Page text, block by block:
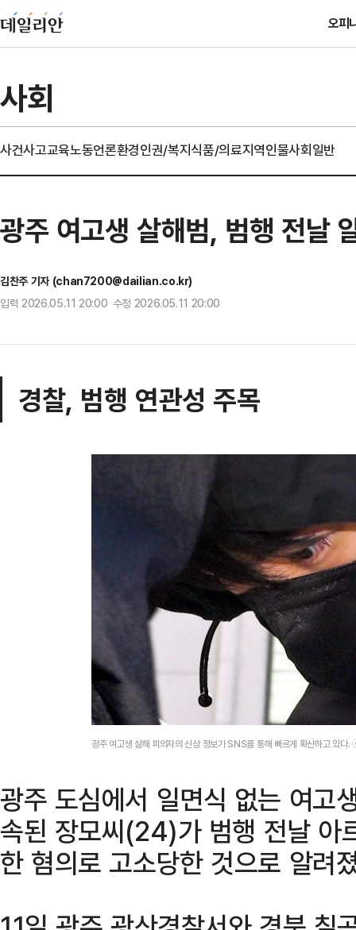
오피
사회
사건사고교육노동언론환경인권/복지식품/의료지역인물사회일반
광주 여고생 살해범, 범행 전날
김찬주 기자 (chan7200@dailian.co.kr)
입력 2026.05.11 20:00 수정 2026.05.11 20:00
경찰, 범행 연관성 주목
광주 여고생 살해 피의자의 신상 정보가 SNS를 통해 빠르게 확산하고 있다
광주 도심에서 일면식 없는 여고
속된 장모씨(24)가 범행 전날 아
한 혐의로 고소당한 것으로 알려